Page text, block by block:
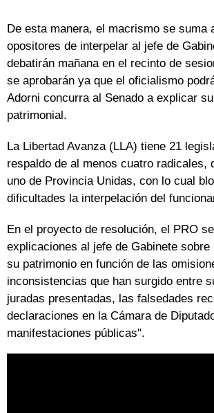
De esta manera, el macrismo se suma
opositores de interpelar al jefe de
debatirán mañana en el recinto de
se aprobarán ya que el oficialismo
Adorni concurra al Senado a explicar
patrimonial.
La Libertad Avanza (LLA) tiene 21
respaldo de al menos cuatro radicales,
uno de Provincia Unidas, con lo cual
dificultades la interpelación del
En el proyecto de resolución, el PRO
explicaciones al jefe de Gabinete sobre
su patrimonio en función de las
inconsistencias que han surgido entre
juradas presentadas, las falsedades
declaraciones en la Cámara de
manifestaciones públicas".